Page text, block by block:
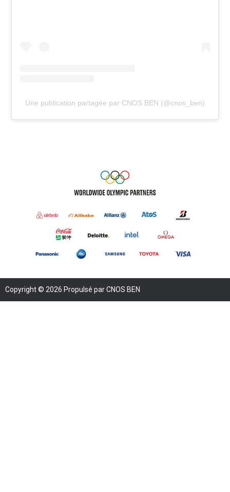
Une publication partagée par CNOS BEN (@cnos_ben)
Copyright © 2026 Propulsé par CNOS BEN